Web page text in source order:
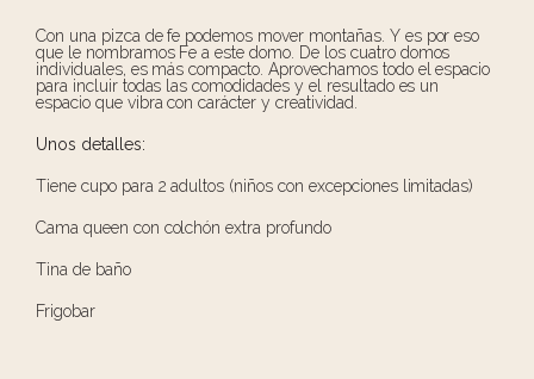
Con una pizca de fe podemos mover montañas. Y es por eso
que le nombramos Fe a este domo. De los cuatro domos
individuales, es más compacto. Aprovechamos todo el espacio
para incluir todas las comodidades y el resultado es un
espacio que vibra con carácter y creatividad.
Unos detalles:
Tiene cupo para 2 adultos (niños con excepciones limitadas)
Cama queen con colchón extra profundo
Tina de baño
Frigobar